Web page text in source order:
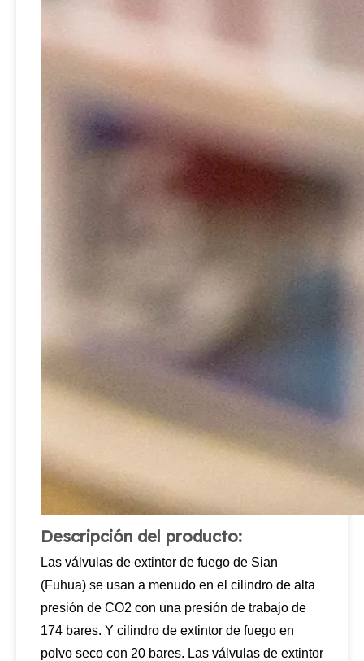
Descripción del producto:
Las válvulas de extintor de fuego de Sian
(Fuhua) se usan a menudo en el cilindro de alta
presión de CO2 con una presión de trabajo de
174 bares. Y cilindro de extintor de fuego en
polvo seco con 20 bares. Las válvulas de extintor